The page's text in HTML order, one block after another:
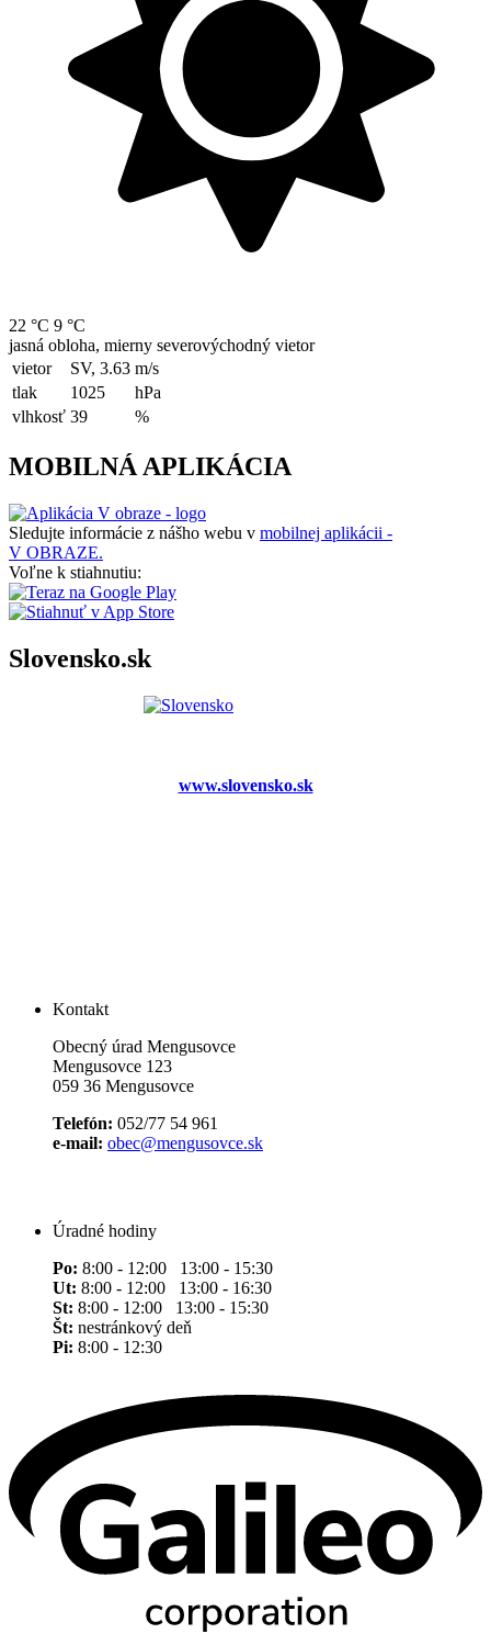
22 °C 9 °C
jasná obloha, mierny severovýchodný vietor
vietor
SV, 3.63 m/s
tlak
1025
hPa
vlhkosť 39 %
MOBILNÁ APLIKÁCIA
Sledujte informácie z nášho webu v mobilnej aplikácii -
V OBRAZE.
Voľne k stiahnutiu:
Slovensko.sk
www.slovensko.sk
Kontakt
Obecný úrad Mengusovce
Mengusovce 123
059 36 Mengusovce
Telefón: 052/77 54 961
e-mail: obec@mengusovce.sk
Úradné hodiny
Po: 8:00 - 12:00 13:00 - 15:30
Ut: 8:00 - 12:00 13:00 - 16:30
St: 8:00 - 12:00 13:00 - 15:30
Št: nestránkový deň
Pi: 8:00 - 12:30